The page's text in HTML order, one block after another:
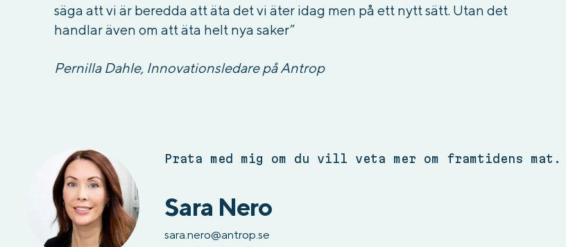
säga att vi är beredda att äta det vi äter idag men på ett nytt sätt. Utan det
handlar även om att äta helt nya saker”
Pernilla Dahle, Innovationsledare på Antrop
Prata med mig om du vill veta mer om framtidens mat.
Sara Nero
sara.nero@antrop.se